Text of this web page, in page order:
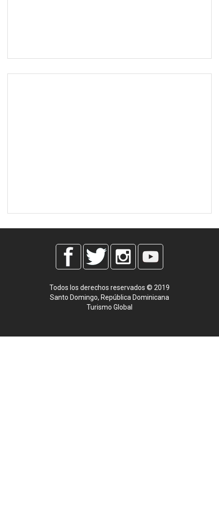
Todos los derechos reservados © 2019
Santo Domingo, República Dominicana
Turismo Global